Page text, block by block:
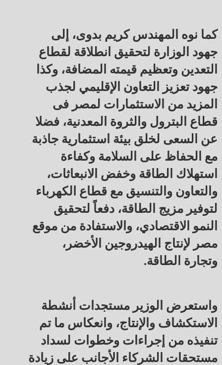
كما نوه المهندس كريم بدوى، إلى
جهود الوزارة لتحقيق انطلاقة لقطاع
التعدين وتعظيم قيمته المضافة، وكذا
جهود تعزيز التعاون الإقليمي لجذب
المزيد من الاستثمارات لمصر فى
قطاع البترول والثروة المعدنية، فضلا
عن السعى لخلق بيئة استثمارية جاذبة
مع الحفاظ على السلامة وكفاءة
استهلاك الطاقة وخفض الانبعاثات،
والتعاون والتنسيق مع قطاع الكهرباء
لتوفير مزيج الطاقة، دفعاً لتحقيق
النمو الاقتصادي، والاستفادة من موقع
مصر لإنتاج الهيدروجين الأخضر،
وتجارة الطاقة.
واستعرض الوزير مستجدات أنشطة
الاستكشاف والإنتاج، وانعكاس ما تم
تنفيذه من إجراءات وخطوات لسداد
مستحقات الشركاء الأجانب على زيادة